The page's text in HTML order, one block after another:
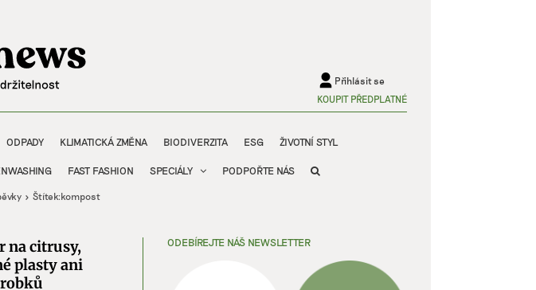
Přihlásit se
KOUPIT PŘEDPLATNÉ
ODPADY KLIMATICKÁ ZMĚNA BIODIVERZITA ESG ŽIVOTNÍ STYL
FAST FASHION SPECIÁLY PODPOŘTE NÁS
Štítek:kompost
na citrusy,
plasty ani
ODEBÍREJTE NÁŠ NEWSLETTER